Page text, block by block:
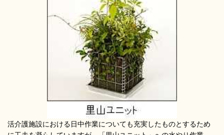
活介護施設における日中作業についても充実したものとするため